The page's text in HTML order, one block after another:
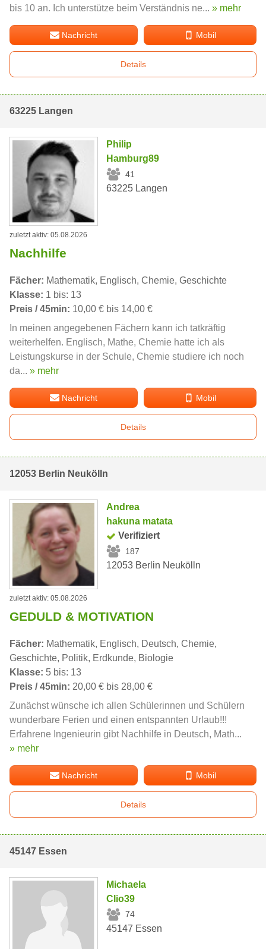
bis 10 an. Ich unterstütze beim Verständnis ne... » mehr
Nachricht Mobil
Details
63225 Langen
Philip
Hamburg89
41
63225 Langen
zuletzt aktiv: 05.08.2026
Nachhilfe
Fächer: Mathematik, Englisch, Chemie, Geschichte
Klasse: 1 bis: 13
Preis / 45min: 10,00 € bis 14,00 €
In meinen angegebenen Fächern kann ich tatkräftig
weiterhelfen. Englisch, Mathe, Chemie hatte ich als
Leistungskurse in der Schule, Chemie studiere ich noch
da... » mehr
Nachricht Mobil
Details
12053 Berlin Neukölln
Andrea
hakuna matata
Verifiziert
187
12053 Berlin Neukölln
zuletzt aktiv: 05.08.2026
GEDULD & MOTIVATION
Fächer: Mathematik, Englisch, Deutsch, Chemie,
Geschichte, Politik, Erdkunde, Biologie
Klasse: 5 bis: 13
Preis / 45min: 20,00 € bis 28,00 €
Zunächst wünsche ich allen Schülerinnen und Schülern
wunderbare Ferien und einen entspannten Urlaub!!!
Erfahrene Ingenieurin gibt Nachhilfe in Deutsch, Math...
» mehr
Nachricht Mobil
Details
45147 Essen
Michaela
Clio39
74
45147 Essen